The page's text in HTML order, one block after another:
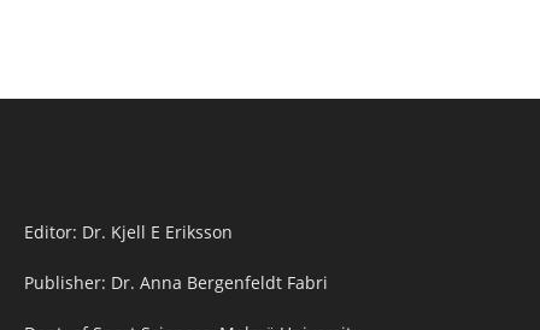
Editor: Dr. Kjell E Eriksson
Publisher: Dr. Anna Bergenfeldt Fabri